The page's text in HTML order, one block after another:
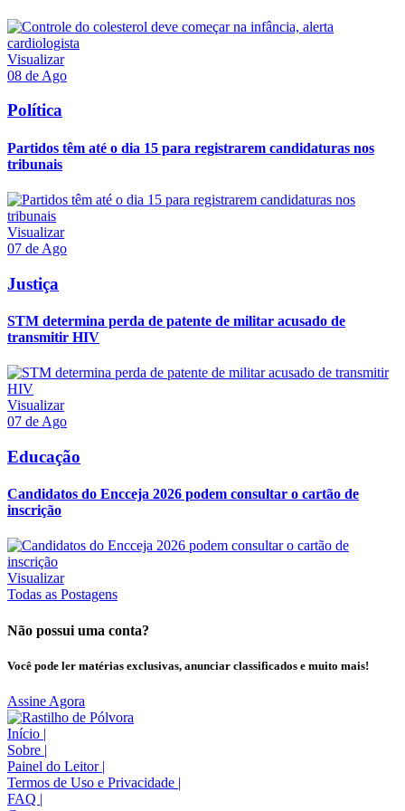
Visualizar
08 de Ago
Política
Partidos têm até o dia 15 para registrarem candidaturas nos
tribunais
Visualizar
07 de Ago
Justiça
STM determina perda de patente de militar acusado de
transmitir HIV
Visualizar
07 de Ago
Educação
Candidatos do Encceja 2026 podem consultar o cartão de
inscrição
Visualizar
Todas as Postagens
Não possui uma conta?
Você pode ler matérias exclusivas, anunciar classificados e muito mais!
Assine Agora
Início |
Sobre |
Painel do Leitor |
Termos de Uso e Privacidade |
FAQ |